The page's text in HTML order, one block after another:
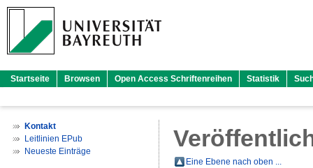
Startseite Browsen Open Access Schriftenreihen Statistik
Kontakt
Leitlinien EPub
Neueste Einträge
Eine Ebene nach oben ...